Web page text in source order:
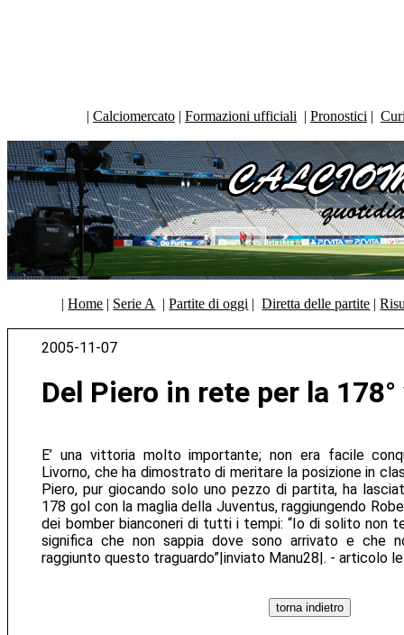
| Calciomercato | Formazioni ufficiali | Pronostici |
|Home | Serie A |Partite di oggi |Diretta delle partite |
2005-11-07
Del Piero in rete per la
E’ una vittoria molto importante; non era facile
Livorno, che ha dimostrato di meritare la posizione in
Piero, pur giocando solo uno pezzo di partita, ha
178 gol con la maglia della Juventus, raggiungendo
dei bomber bianconeri di tutti i tempi: “Io di solito non
significa che non sappia dove sono arrivato e che
raggiunto questo traguardo”|inviato Manu28|. - articolo